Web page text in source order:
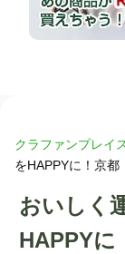
クラファンプレイ
をHAPPYに！京
おいしく
HAPPYに